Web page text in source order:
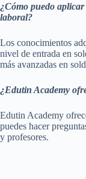
¿Cómo puedo
laboral?
Los conocimientos
nivel de entrada en
más avanzadas en
¿Edutin Academy
Edutin Academy
puedes hacer
y profesores.